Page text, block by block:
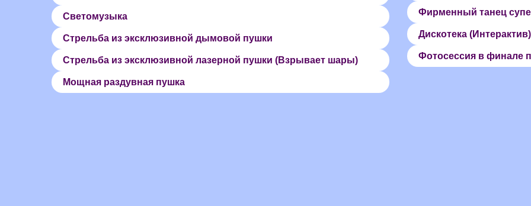
Светомузыка
Стрельба из эксклюзивной дымовой пушки
Стрельба из эксклюзивной лазерной пушки (Взрывает шары)
Мощная раздувная пушка
Фирменный танец
Дискотека (Интерактив)
Фотосессия в финале